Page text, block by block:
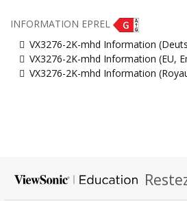
INFORMATION EPREL
VX3276-2K-mhd Information
VX3276-2K-mhd Information (EU,
VX3276-2K-mhd Information